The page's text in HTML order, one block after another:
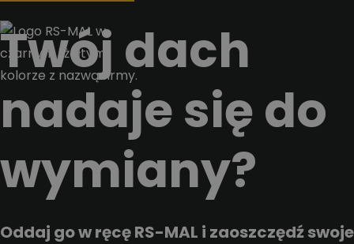
Twój dach
nadaje się do
wymiany?
Oddaj go w ręcę RS-MAL i zaoszczędź swoje